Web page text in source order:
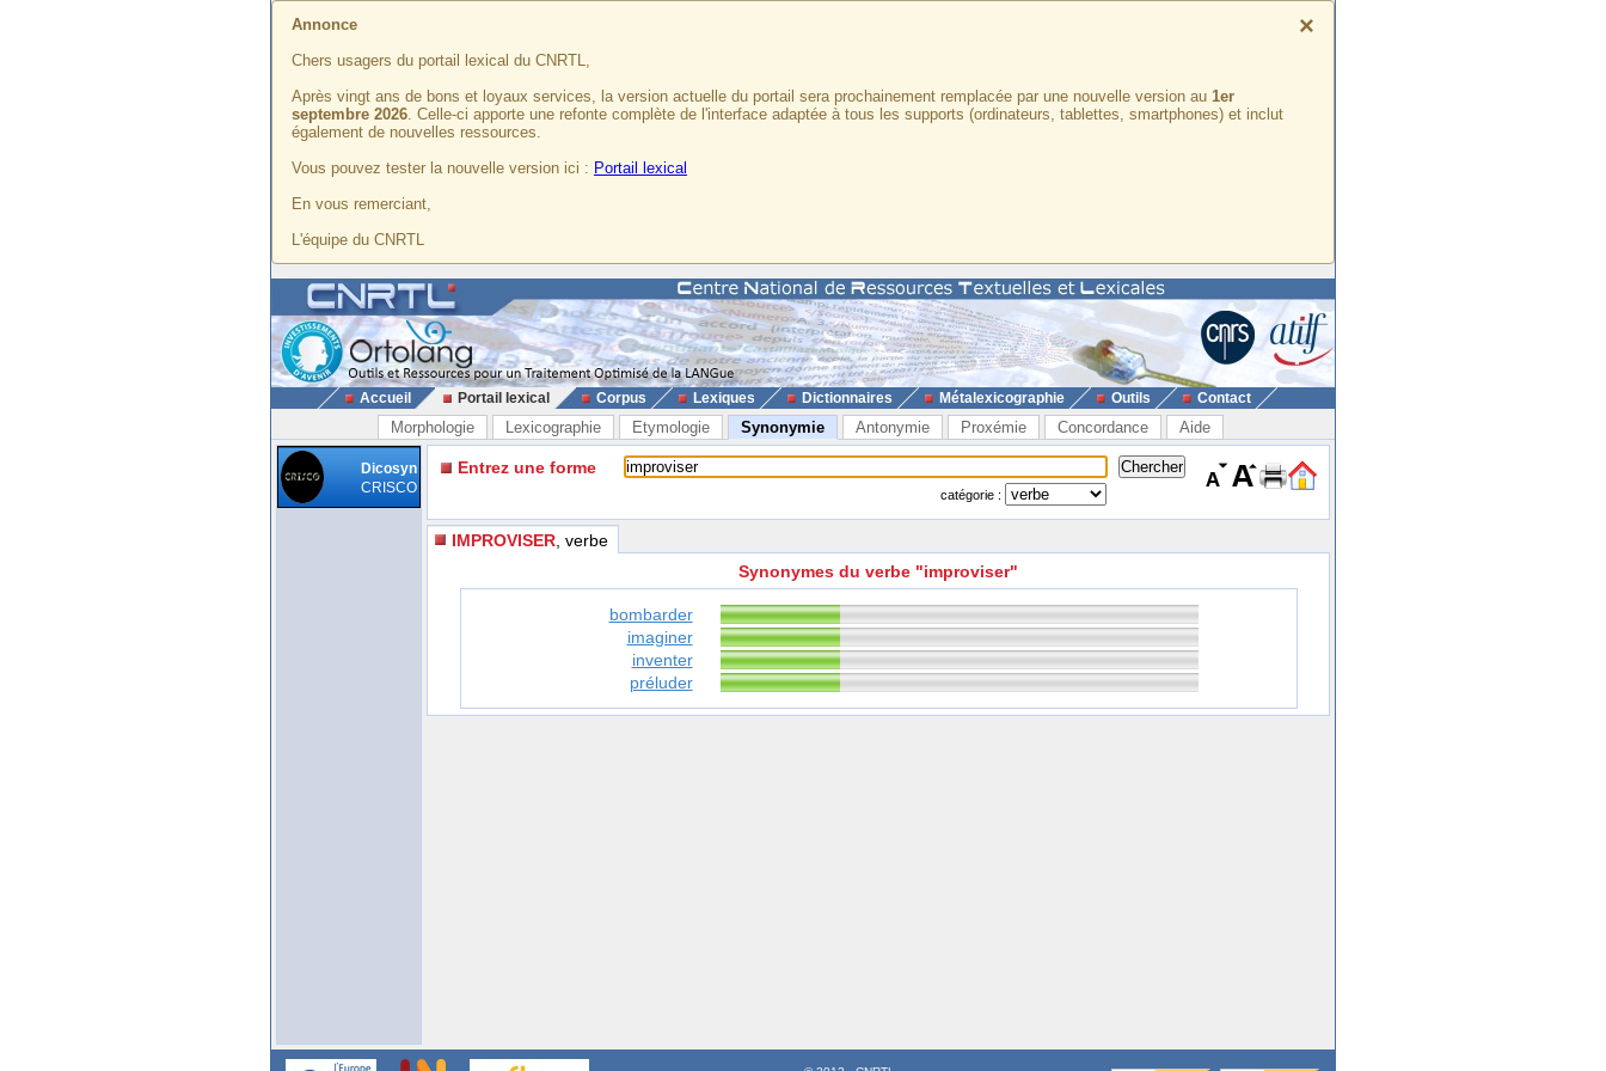
×
Annonce
Chers usagers du portail lexical du CNRTL,
Après vingt ans de bons et loyaux services, la version actuelle du portail sera prochainement remplacée par une nouvelle version au 1er
septembre 2026. Celle-ci apporte une refonte complète de l'interface adaptée à tous les supports (ordinateurs, tablettes, smartphones) et inclut
également de nouvelles ressources.
Vous pouvez tester la nouvelle version ici : Portail lexical
En vous remerciant,
L'équipe du CNRTL
Accueil Portail lexical Corpus Lexiques Dictionnaires Métalexicographie Outils Contact
Morphologie Lexicographie Etymologie Synonymie Antonymie Proxémie Concordance Aide
Dicosyn
CRISCO
Entrez une forme
catégorie :
IMPROVISER , verbe
Synonymes du verbe "improviser"
bombarder
imaginer
inventer
préluder